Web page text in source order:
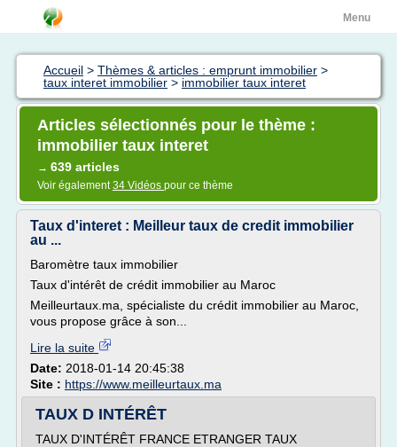
Menu
Accueil > Thèmes & articles : emprunt immobilier >
taux interet immobilier > immobilier taux interet
Articles sélectionnés pour le thème :
immobilier taux interet
→ 639 articles
Voir également34 Vidéos pour ce thème
Taux d'interet : Meilleur taux de credit immobilier
au ...
Baromètre taux immobilier
Taux d'intérêt de crédit immobilier au Maroc
Meilleurtaux.ma, spécialiste du crédit immobilier au Maroc,
vous propose grâce à son...
Lire la suite
Date: 2018-01-14 20:45:38
Site : https://www.meilleurtaux.ma
TAUX D INTÉRÊT
TAUX D'INTÉRÊT FRANCE ETRANGER TAUX